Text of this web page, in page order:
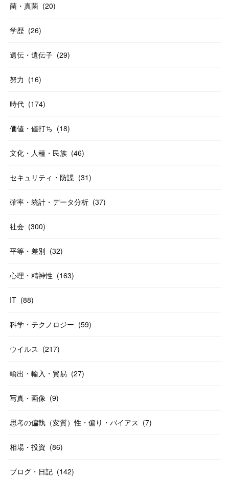
菌・真菌 (20)
学歴 (26)
遺伝・遺伝子 (29)
努力 (16)
時代 (174)
価値・値打ち (18)
文化・人種・民族 (46)
セキュリティ・防諜 (31)
確率・統計・データ分析 (37)
社会 (300)
平等・差別 (32)
心理・精神性 (163)
IT (88)
科学・テクノロジー (59)
ウイルス (217)
輸出・輸入・貿易 (27)
写真・画像 (9)
思考の偏執（変質）性・偏り・バイアス (7)
相場・投資 (86)
ブログ・日記 (142)